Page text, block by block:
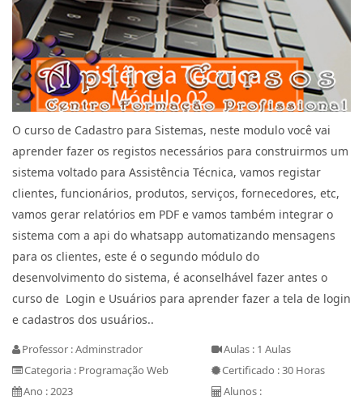
O curso de Cadastro para Sistemas, neste modulo você vai
aprender fazer os registos necessários para construirmos um
sistema voltado para Assistência Técnica, vamos registar
clientes, funcionários, produtos, serviços, fornecedores, etc,
vamos gerar relatórios em PDF e vamos também integrar o
sistema com a api do whatsapp automatizando mensagens
para os clientes, este é o segundo módulo do
desenvolvimento do sistema, é aconselhável fazer antes o
curso de Login e Usuários para aprender fazer a tela de login
e cadastros dos usuários..
Professor : Adminstrador
Aulas : 1 Aulas
Categoria : Programação Web
Certificado : 30 Horas
Ano : 2023
Alunos :